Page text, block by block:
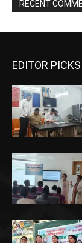
RECENT
EDITOR PICKS